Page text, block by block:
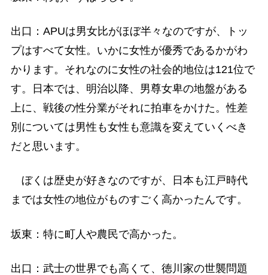
出口：APUは男女比がほぼ半々なのですが、トッ
プはすべて女性。いかに女性が優秀であるかがわ
かります。それなのに女性の社会的地位は121位で
す。日本では、明治以降、男尊女卑の地盤がある
上に、戦後の性分業がそれに拍車をかけた。性差
別については男性も女性も意識を変えていくべき
だと思います。
ぼくは歴史が好きなのですが、日本も江戸時代
までは女性の地位がものすごく高かったんです。
坂東：特に町人や農民で高かった。
出口：武士の世界でも高くて、徳川家の世襲問題